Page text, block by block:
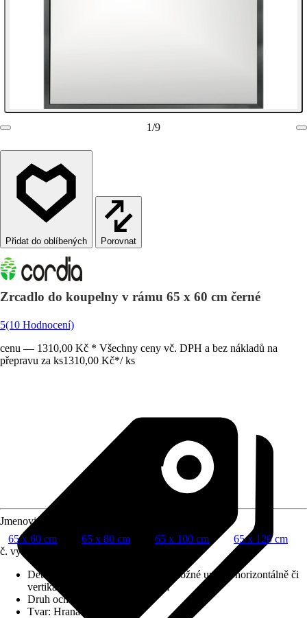
1/9
Porovnat
Zrcadlo do koupelny v rámu 65 x 60 cm černé
5(10 Hodnocení)
cenu — 1310,00 Kč * Všechny ceny vč. DPH a bez nákladů na
přepravu za ks1310,00 Kč*/ ks
Jmenovitý rozměr v cm
65 x 60 cm
65 x 80 cm 65 x 100 cm
65 x 120 cm
č. výrobku
Detaily výrobku
Reversibilní (je možné umístit horizontálně či
vertikálně), S hliníkovým rámem
Druh ochrany
Tvar: Hranatý